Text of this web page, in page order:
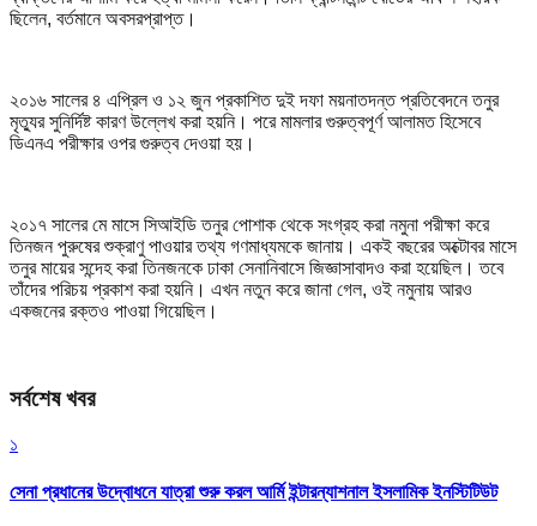
ছিলেন, বর্তমানে অবসরপ্রাপ্ত।
২০১৬ সালের ৪ এপ্রিল ও ১২ জুন প্রকাশিত দুই দফা ময়নাতদন্ত প্রতিবেদনে তনুর
মৃত্যুর সুনির্দিষ্ট কারণ উল্লেখ করা হয়নি। পরে মামলার গুরুত্বপূর্ণ আলামত হিসেবে
ডিএনএ পরীক্ষার ওপর গুরুত্ব দেওয়া হয়।
২০১৭ সালের মে মাসে সিআইডি তনুর পোশাক থেকে সংগ্রহ করা নমুনা পরীক্ষা করে
তিনজন পুরুষের শুক্রাণু পাওয়ার তথ্য গণমাধ্যমকে জানায়। একই বছরের অক্টোবর মাসে
তনুর মায়ের সন্দেহ করা তিনজনকে ঢাকা সেনানিবাসে জিজ্ঞাসাবাদও করা হয়েছিল। তবে
তাঁদের পরিচয় প্রকাশ করা হয়নি। এখন নতুন করে জানা গেল, ওই নমুনায় আরও
একজনের রক্তও পাওয়া গিয়েছিল।
সর্বশেষ খবর
১
সেনা প্রধানের উদ্বোধনে যাত্রা শুরু করল আর্মি ইন্টারন্যাশনাল ইসলামিক ইনস্টিটিউট